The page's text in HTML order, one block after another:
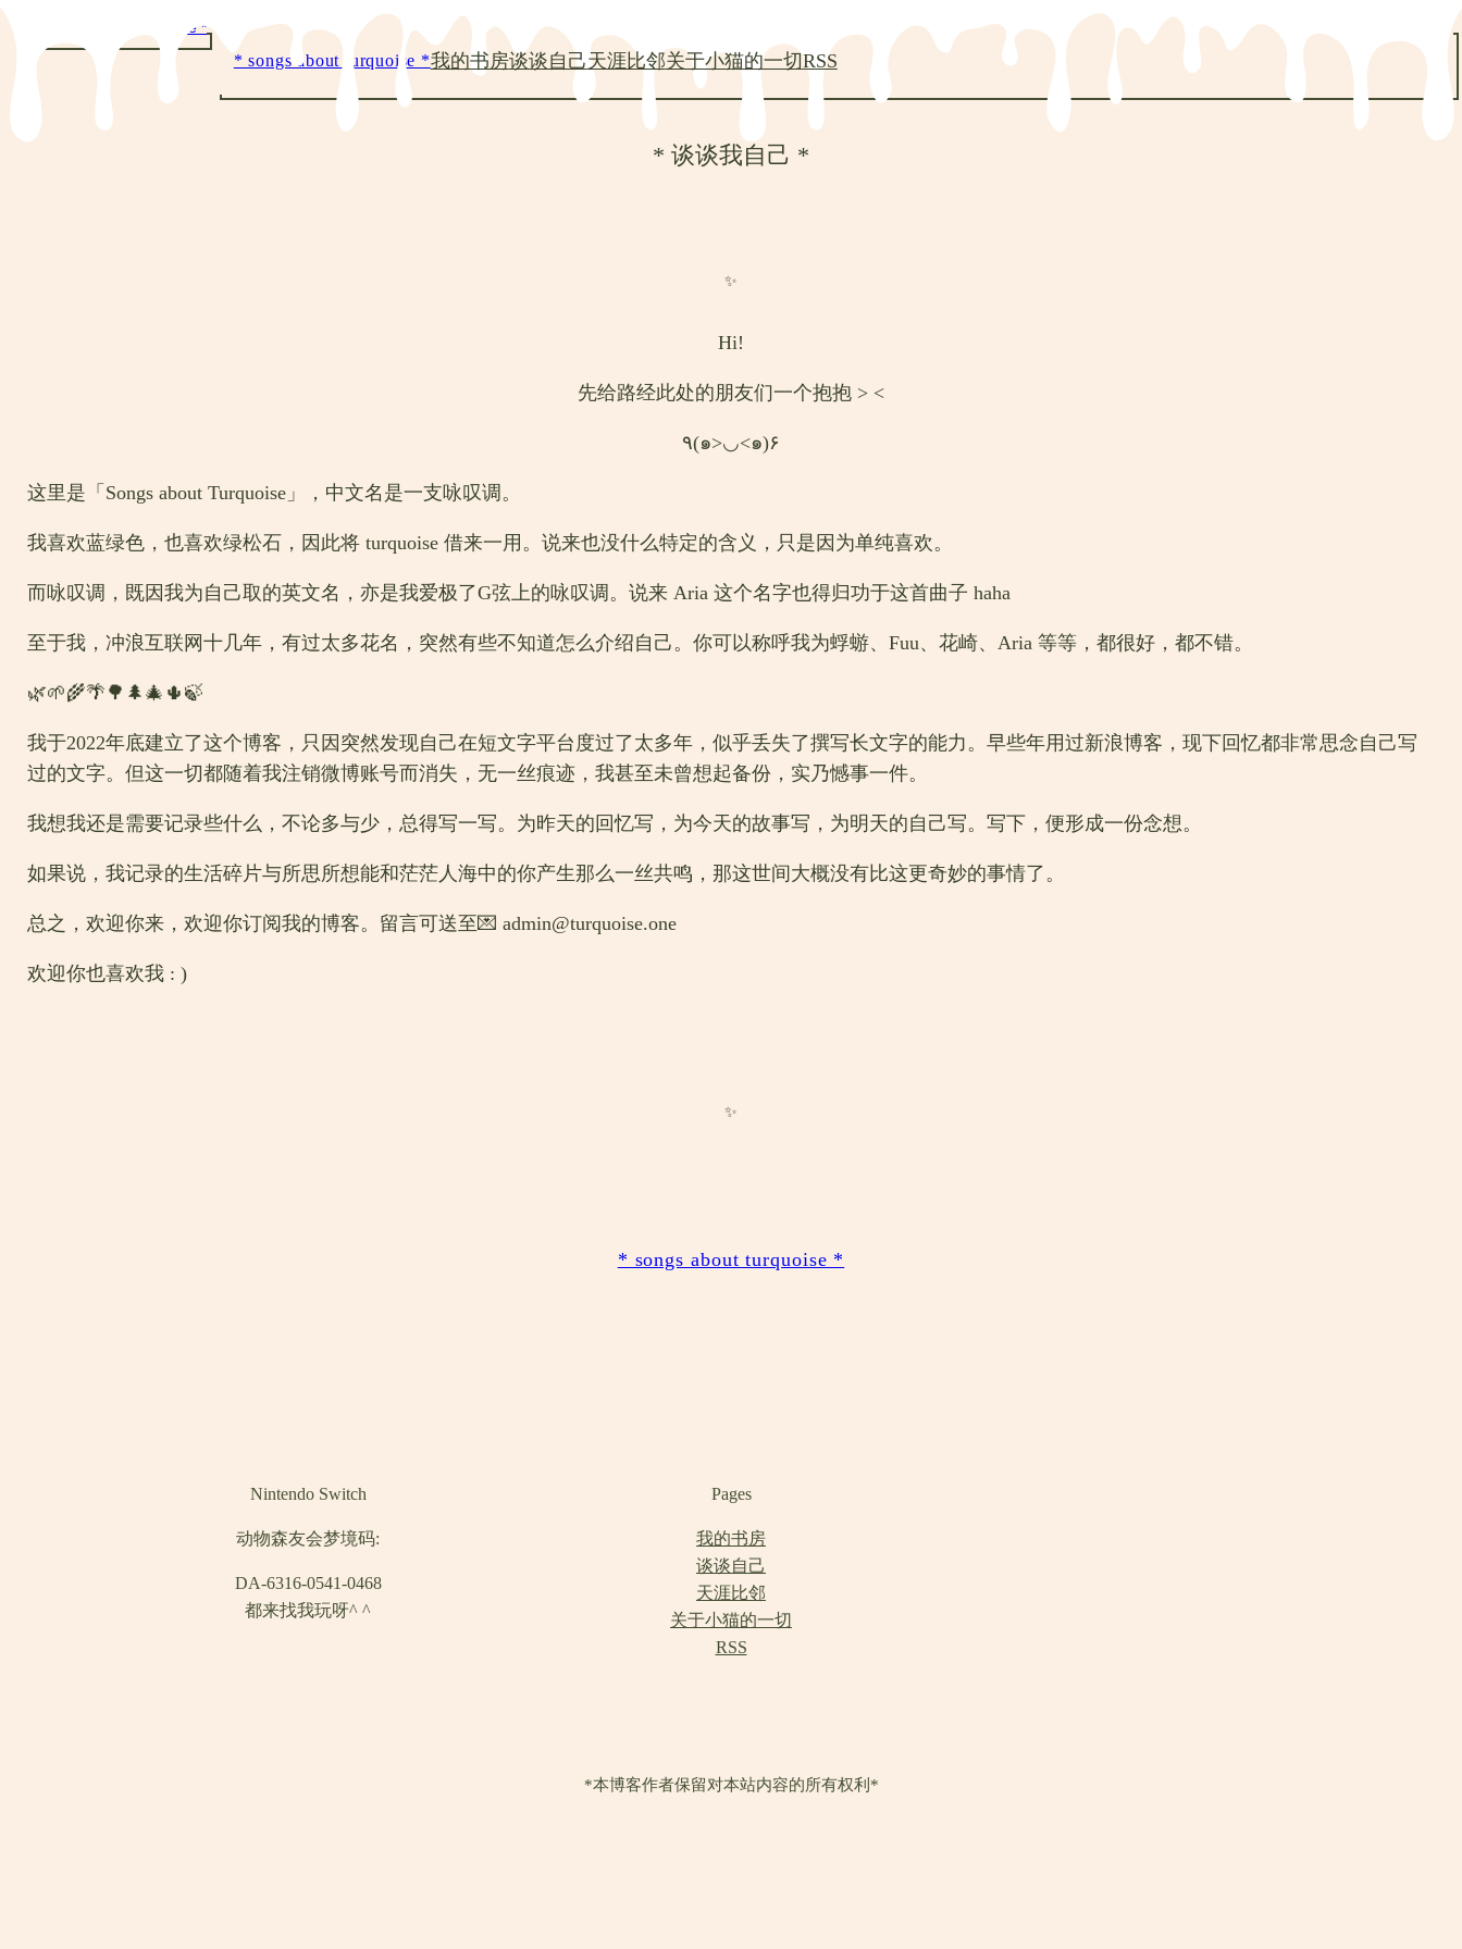
跳
至
容
* songs about turquoise *我的书房谈谈自己天涯比邻关于小猫的一切RSS
* 谈谈我自己 *
✨
Hi!
先给路经此处的朋友们一个抱抱 > <
٩(๑>◡<๑)۶
这里是「Songs about Turquoise」，中文名是一支咏叹调。
我喜欢蓝绿色，也喜欢绿松石，因此将 turquoise 借来一用。说来也没什么特定的含义，只是因为单纯喜欢。
而咏叹调，既因我为自己取的英文名，亦是我爱极了G弦上的咏叹调。说来 Aria 这个名字也得归功于这首曲子 haha
至于我，冲浪互联网十几年，有过太多花名，突然有些不知道怎么介绍自己。你可以称呼我为蜉蝣、Fuu、花崎、Aria 等等，都很好，都不错。
🌿🌱🌾🌴🌳🌲🎄🌵🍃
我于2022年底建立了这个博客，只因突然发现自己在短文字平台度过了太多年，似乎丢失了撰写长文字的能力。早些年用过新浪博客，现下回忆都非常思念自己写
过的文字。但这一切都随着我注销微博账号而消失，无一丝痕迹，我甚至未曾想起备份，实乃憾事一件。
我想我还是需要记录些什么，不论多与少，总得写一写。为昨天的回忆写，为今天的故事写，为明天的自己写。写下，便形成一份念想。
如果说，我记录的生活碎片与所思所想能和茫茫人海中的你产生那么一丝共鸣，那这世间大概没有比这更奇妙的事情了。
总之，欢迎你来，欢迎你订阅我的博客。留言可送至💌 admin@turquoise.one
欢迎你也喜欢我 : )
✨
* songs about turquoise *
Nintendo Switch
动物森友会梦境码:
DA-6316-0541-0468
都来找我玩呀^ ^
Pages
我的书房
谈谈自己
天涯比邻
关于小猫的一切
RSS
*本博客作者保留对本站内容的所有权利*